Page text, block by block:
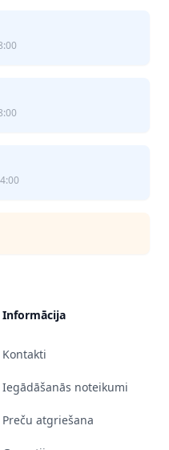
Informācija
Kontakti
Iegādāšanās noteikumi
Preču atgriešana